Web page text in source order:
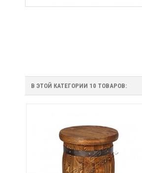
В ЭТОЙ КАТЕГОРИИ 10 ТОВАРОВ: